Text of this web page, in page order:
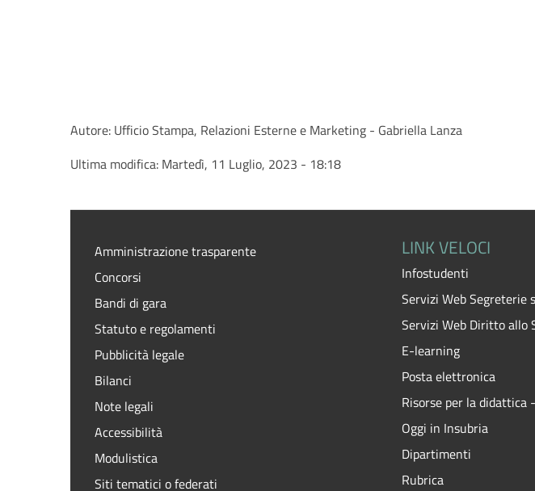
Autore: Ufficio Stampa, Relazioni Esterne e Marketing - Gabriella Lanza
Ultima modifica: Martedì, 11 Luglio, 2023 - 18:18
Amministrazione trasparente
Concorsi
Bandi di gara
Statuto e regolamenti
Pubblicità legale
Bilanci
Note legali
Accessibilità
Modulistica
Siti tematici o federati
LINK VELOCI
Infostudenti
Servizi Web Segreterie
Servizi Web Diritto allo
E-learning
Posta elettronica
Risorse per la didattica
Oggi in Insubria
Dipartimenti
Rubrica